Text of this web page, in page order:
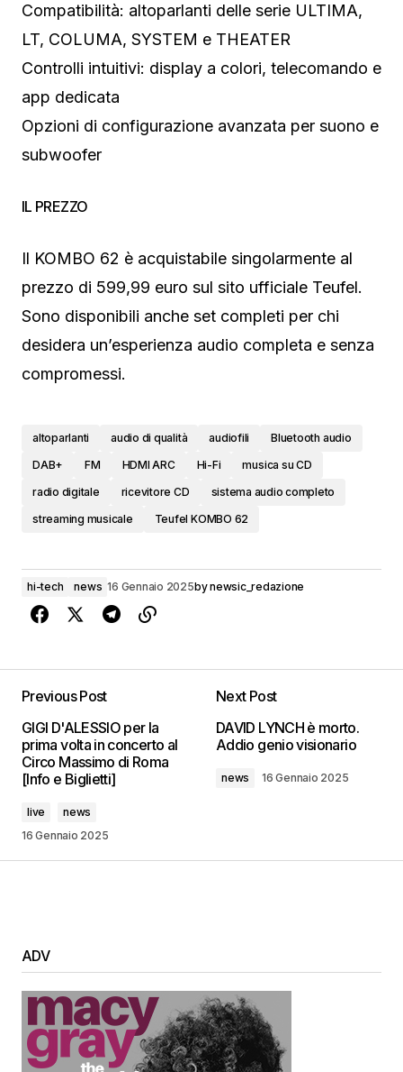
Compatibilità: altoparlanti delle serie ULTIMA,
LT, COLUMA, SYSTEM e THEATER
Controlli intuitivi: display a colori, telecomando e
app dedicata
Opzioni di configurazione avanzata per suono e
subwoofer
IL PREZZO
Il KOMBO 62 è acquistabile singolarmente al
prezzo di 599,99 euro sul sito ufficiale Teufel.
Sono disponibili anche set completi per chi
desidera un’esperienza audio completa e senza
compromessi.
altoparlanti audio di qualità audiofili
Bluetooth audio
DAB+
FM HDMI ARC Hi-Fi
musica su CD
radio digitale
ricevitore CD
sistema audio completo
streaming musicale
Teufel KOMBO 62
hi-tech news 16 Gennaio 2025bynewsic_redazione
Previous Post
GIGI D'ALESSIO per la
prima volta in concerto al
Circo Massimo di Roma
[Info e Biglietti]
live
news
16 Gennaio 2025
Next Post
DAVID LYNCH è morto.
Addio genio visionario
news 16 Gennaio 2025
ADV